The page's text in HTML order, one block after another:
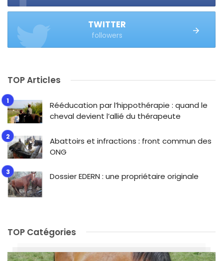
TWITTER
followers
TOP Articles
Rééducation par l’hippothérapie : quand le
cheval devient l’allié du thérapeute
Abattoirs et infractions : front commun des
ONG
Dossier EDERN : une propriétaire originale
TOP Catégories